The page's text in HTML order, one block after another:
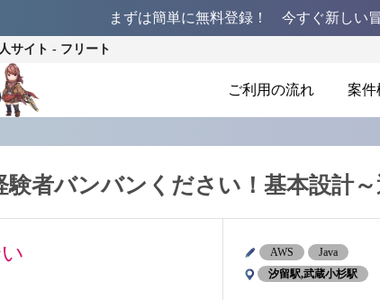
まずは簡単に無料登録！ 今すぐ新しい
サイト - フリート
ご利用の流れ 案件
験者バンバンください！基本設計～
AWS
Java
汐留駅,武蔵小杉駅